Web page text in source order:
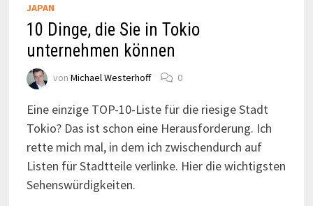
JAPAN
10 Dinge, die Sie in Tokio
unternehmen können
von Michael Westerhoff 0
Eine einzige TOP-10-Liste für die riesige Stadt
Tokio? Das ist schon eine Herausforderung. Ich
rette mich mal, in dem ich zwischendurch auf
Listen für Stadtteile verlinke. Hier die wichtigsten
Sehenswürdigkeiten.